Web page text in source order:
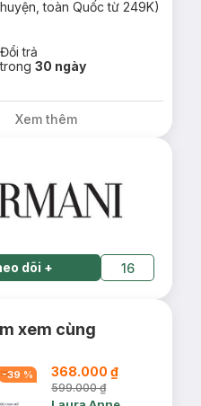
huyện, toàn Quốc từ 249K)
Đổi trả
trong30 ngày
Xem thêm
dõi + 16
xem cùng
-39 % 368.000 ₫
599.000 ₫